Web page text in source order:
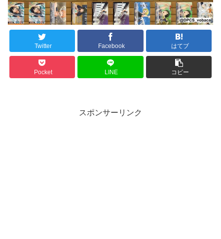
Twitter Facebook はてブ
Pocket LINE コピー
スポンサーリンク